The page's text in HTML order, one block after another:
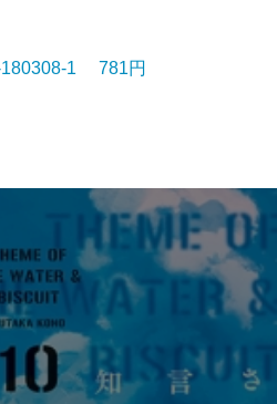
180308-1 781円